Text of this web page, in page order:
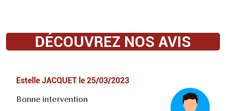
DÉCOUVREZ NOS AVIS
Estelle JACQUET le 25/03/2023
Bonne intervention